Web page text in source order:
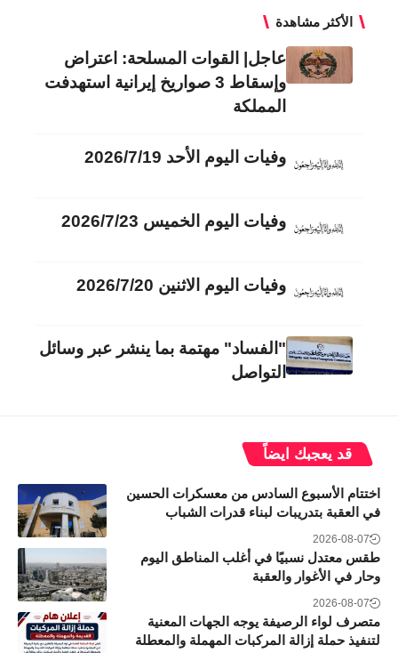
الأكثر مشاهدة
عاجل| القوات المسلحة: اعتراض
وإسقاط 3 صواريخ إيرانية استهدفت
المملكة
وفيات اليوم الأحد 2026/7/19
وفيات اليوم الخميس 2026/7/23
وفيات اليوم الاثنين 2026/7/20
"الفساد" مهتمة بما ينشر عبر وسائل
التواصل
قد يعجبك ايضاً
اختتام الأسبوع السادس من معسكرات الحسين
في العقبة بتدريبات لبناء قدرات الشباب
2026-08-07
طقس معتدل نسبيًا في أغلب المناطق اليوم
وحار في الأغوار والعقبة
2026-08-07
متصرف لواء الرصيفة يوجه الجهات المعنية
لتنفيذ حملة إزالة المركبات المهملة والمعطلة